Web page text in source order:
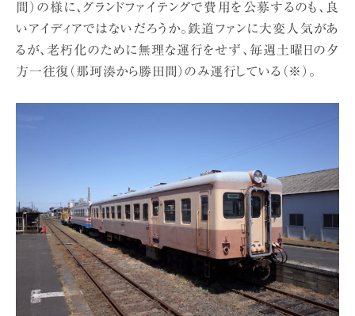
間）の様に、グランドファイテングで費用を公募するのも、良
いアイディアではないだろうか。鉄道ファンに大変人気があ
るが、老朽化のために無理な運行をせず、毎週土曜日の夕
方一往復（那珂湊から勝田間）のみ運行している（※）。